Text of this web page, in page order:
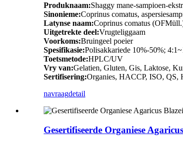
Produknaam:Shaggy mane-sampioen-
Sinonieme:Coprinus comatus,
Latynse naam:Coprinus comatus
Uitgetrekte deel:Vrugteliggaam
Voorkoms:Bruingeel poeier
Spesifikasie:Polisakkariede 10%-50%;
Toetsmetode:HPLC/UV
Vry van:Gelatien, Gluten, Gis, Laktose,
Sertifisering:Organies, HACCP, ISO, QS,
navraagdetail
Gesertifiseerde Organiese